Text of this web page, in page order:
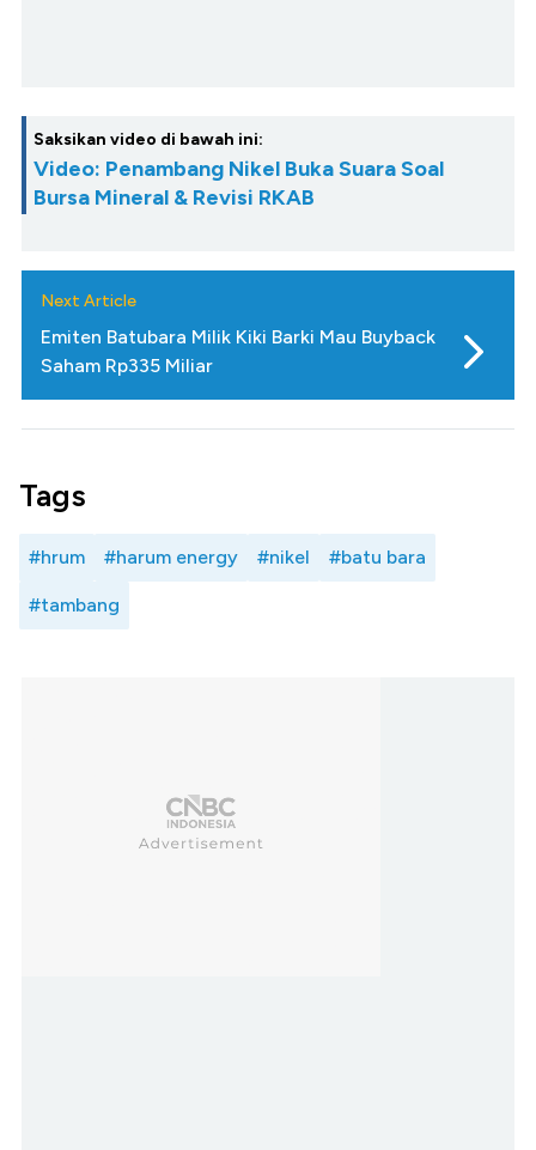
Saksikan video di bawah ini:
Video: Penambang Nikel Buka Suara Soal
Bursa Mineral & Revisi RKAB
Next Article
Emiten Batubara Milik Kiki Barki Mau Buyback
Saham Rp335 Miliar
Tags
#hrum #harum energy #nikel #batu bara
#tambang